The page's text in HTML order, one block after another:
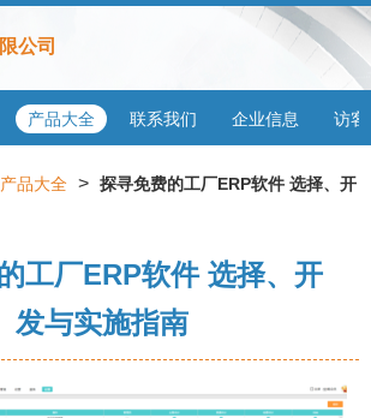
公司
产品大全 联系我们 企业信息 访客
产品大全 > 探寻免费的工厂ERP软件 选择、开
工厂ERP软件 选择、开
发与实施指南